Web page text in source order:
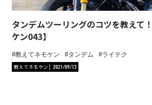
タンデムツーリングのコツを教えて
ケン043】
教えてネモケン タンデム
ライテク
教えてネモケン
2021/09/13